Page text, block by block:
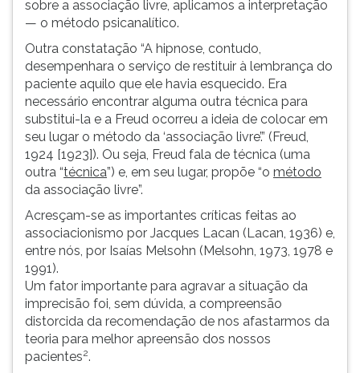
sobre a associação livre, aplicamos a interpretação
— o método psicanalítico.
Outra constatação “A hipnose, contudo,
desempenhara o serviço de restituir à lembrança do
paciente aquilo que ele havia esquecido. Era
necessário encontrar alguma outra técnica para
substitui-la e a Freud ocorreu a ideia de colocar em
seu lugar o método da ‘associação livre’.” (Freud,
1924 [1923]). Ou seja, Freud fala de técnica (uma
outra “técnica”) e, em seu lugar, propõe “o método
da associação livre”.
Acresçam-se as importantes críticas feitas ao
associacionismo por Jacques Lacan (Lacan, 1936) e,
entre nós, por Isaías Melsohn (Melsohn, 1973, 1978 e
1991).
Um fator importante para agravar a situação da
imprecisão foi, sem dúvida, a compreensão
distorcida da recomendação de nos afastarmos da
teoria para melhor apreensão dos nossos
pacientes2.